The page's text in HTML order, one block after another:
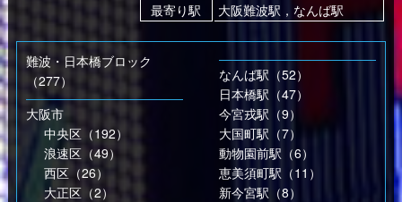
最寄り駅
大阪難波駅，なんば駅
難波・日本橋ブロック
（277）
大阪市
中央区（192）
浪速区（49）
西区（26）
大正区（2）
なんば駅（52）
日本橋駅（47）
今宮戎駅（9）
大国町駅（7）
動物園前駅（6）
恵美須町駅（11）
新今宮駅（8）